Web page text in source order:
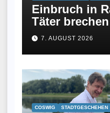
Einbruch in
Täter
Meißner
7. AUGUST 2026
COSWIG STADTGESCHEHEN